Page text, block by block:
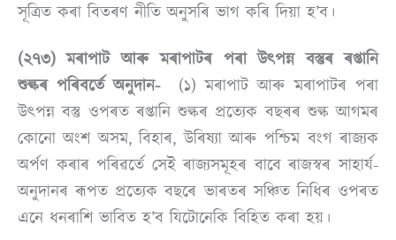
সূত্ৰিত কৰা বিতৰণ নীতি অনুসৰি ভাগ কৰি দিয়া হ’ব।
(২৭৩) মৰাপাট আৰু মৰাপাটৰ পৰা উত্পন্ন বস্তুৰ ৰপ্তানি
শুল্কৰ পৰিবৰ্তে অনুদান-(১) মৰাপাট আৰু মৰাপাটৰ পৰা
উত্পন্ন বস্তু ওপৰত ৰপ্তানি শুল্কৰ প্ৰত্যেক বছৰৰ শুল্ক আগমৰ
কোনো অংশ অসম, বিহাৰ, উৰিষ্যা আৰু পশ্চিম বংগ ৰাজ্যক
অৰ্পণ কৰাৰ পৰিৱৰ্তে সেই ৰাজ্যসমূহৰ বাবে ৰাজস্বৰ সাহাৰ্য-
অনুদানৰ ৰূপত প্ৰত্যেক বছৰে ভাৰতৰ সঞ্চিত নিধিৰ ওপৰত
এনে ধনৰাশি ভাবিত হ’ব যিটোনেকি বিহিত কৰা হয়।